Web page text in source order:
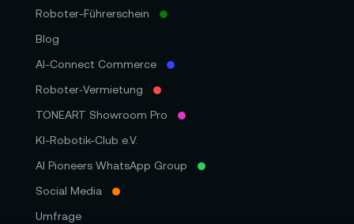
Roboter-Führerschein
Blog
AI-Connect Commerce
Roboter‑Vermietung
TONEART Showroom Pro
KI-Robotik-Club e.V.
AI Pioneers WhatsApp Group
Social Media
Umfrage